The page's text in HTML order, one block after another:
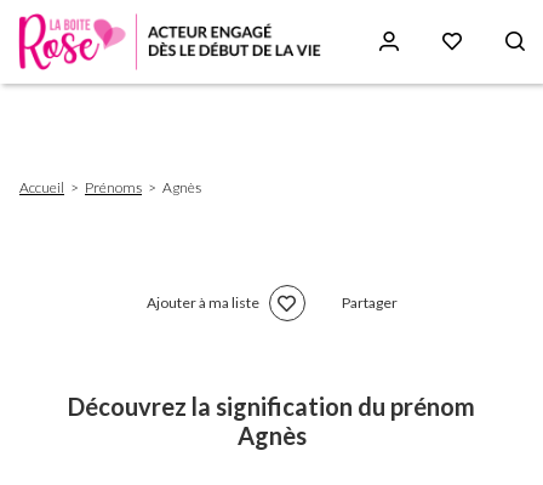
d'Ariane
Accueil Prénoms Agnès
Ajouter à ma liste Partager
Découvrez la signification du prénom
Agnès